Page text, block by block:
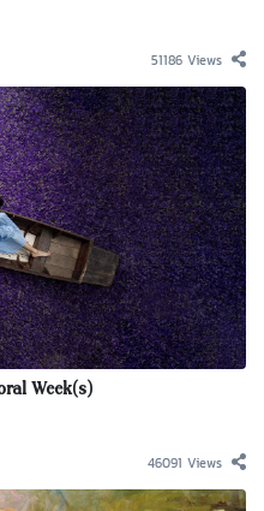
51186 Views
Week(s)
46091 Views